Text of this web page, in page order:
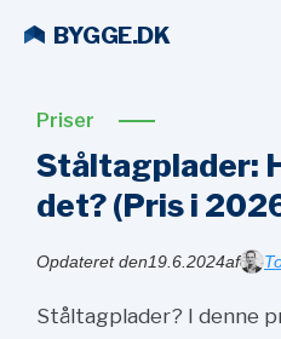
BYGGE.DK
Priser
Ståltagplader:
det? (Pris i
Opdateret den19.6.2024af
Ståltagplader? I denne